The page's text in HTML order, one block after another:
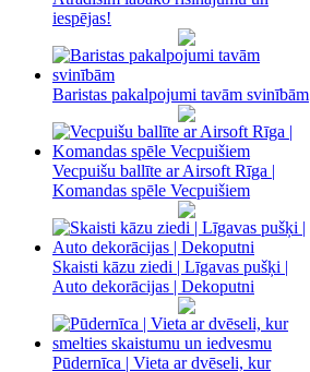
iespējas!
Baristas pakalpojumi tavām svinībām
Vecpuišu ballīte ar Airsoft Rīga |
Komandas spēle Vecpuišiem
Skaisti kāzu ziedi | Līgavas pušķi |
Auto dekorācijas | Dekoputni
Pūdernīca | Vieta ar dvēseli, kur